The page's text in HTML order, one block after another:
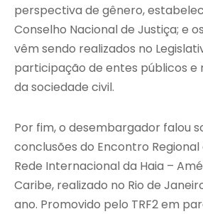
perspectiva de gênero,
Conselho Nacional de Justiça; e
vêm sendo realizados no
participação de entes públicos e
da sociedade civil.
Por fim, o desembargador falou
conclusões do Encontro Regional
Rede Internacional da Haia –
Caribe, realizado no Rio de
ano. Promovido pelo TRF2 em